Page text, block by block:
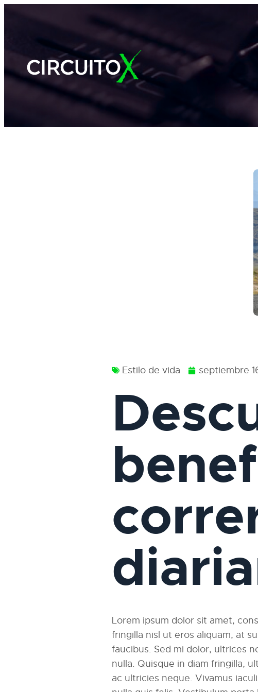
Estilo de vida septiembre
Lorem ipsum dolor sit amet,
fringilla nisl ut eros aliquam, at
faucibus. Sed mi dolor, ultrices
nulla. Quisque in diam fringilla,
ac ultricies neque. Vivamus